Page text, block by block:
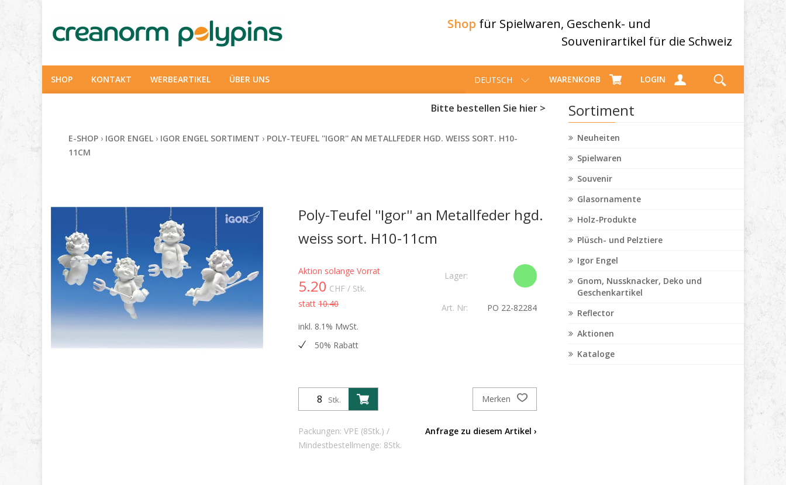
Shop für Spielwaren, Geschenk- und
Souvenirartikel für die Schweiz
DEUTSCH WARENKORB LOGIN
SHOP KONTAKT WERBEARTIKEL ÜBER UNS
Sortiment
Neuheiten
Spielwaren
Souvenir
Glasornamente
Holz-Produkte
Plüsch- und Pelztiere
Igor Engel
Gnom, Nussknacker, Deko und
Geschenkartikel
Reflector
Aktionen
Kataloge
Bitte bestellen Sie hier >
E-SHOP › IGOR ENGEL › IGOR ENGEL SORTIMENT › POLY-TEUFEL ''IGOR'' AN METALLFEDER HGD. WEISS SORT. H10-
11CM
Poly-Teufel ''Igor'' an Metallfeder hgd.
weiss sort. H10-11cm
Aktion solange Vorrat
5.20 CHF / Stk.
statt 10.40
inkl. 8.1% MwSt.
50% Rabatt
Lager:
Art. Nr: PO 22-82284
Stk.
Packungen: VPE (8Stk.) /
Mindestbestellmenge: 8Stk.
Merken
Anfrage zu diesem Artikel ›